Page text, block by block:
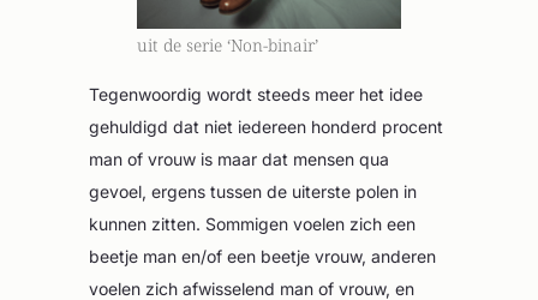
uit de serie ‘Non-binair’
Tegenwoordig wordt steeds meer het idee
gehuldigd dat niet iedereen honderd procent
man of vrouw is maar dat mensen qua
gevoel, ergens tussen de uiterste polen in
kunnen zitten. Sommigen voelen zich een
beetje man en/of een beetje vrouw, anderen
voelen zich afwisselend man of vrouw, en